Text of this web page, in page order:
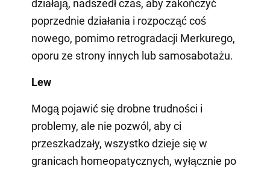
działają, nadszedł czas, aby zakończyć
poprzednie działania i rozpocząć coś
nowego, pomimo retrogradacji Merkurego,
oporu ze strony innych lub samosabotażu.
Lew
Mogą pojawić się drobne trudności i
problemy, ale nie pozwól, aby ci
przeszkadzały, wszystko dzieje się w
granicach homeopatycznych, wyłącznie po